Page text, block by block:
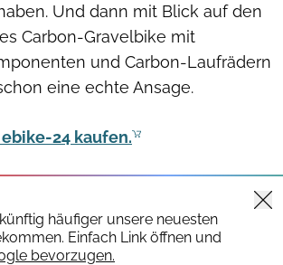
Und dann mit Blick auf den
Carbon-Gravelbike mit
und Carbon-Laufrädern
eine echte Ansage.
ebike-24 kaufen.
häufiger unsere neuesten
Einfach Link öffnen und
bevorzugen.